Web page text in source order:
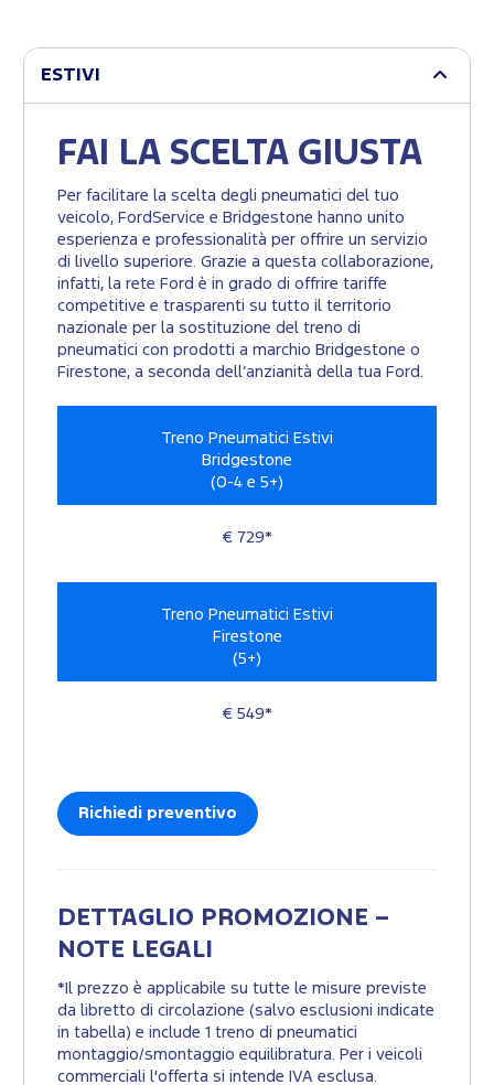
ESTIVI
FAI LA SCELTA GIUSTA
Per facilitare la scelta degli pneumatici del tuo
veicolo, FordService e Bridgestone hanno unito
esperienza e professionalità per offrire un servizio
di livello superiore. Grazie a questa collaborazione,
infatti, la rete Ford è in grado di offrire tariffe
competitive e trasparenti su tutto il territorio
nazionale per la sostituzione del treno di
pneumatici con prodotti a marchio Bridgestone o
Firestone, a seconda dell’anzianità della tua Ford.
Treno Pneumatici Estivi
Bridgestone
(0-4 e 5+)
€ 729*
Treno Pneumatici Estivi
Firestone
(5+)
€ 549*
Richiedi preventivo
DETTAGLIO PROMOZIONE –
NOTE LEGALI
*Il prezzo è applicabile su tutte le misure previste
da libretto di circolazione (salvo esclusioni indicate
in tabella) e include 1 treno di pneumatici
montaggio/smontaggio equilibratura. Per i veicoli
commerciali l'offerta si intende IVA esclusa.